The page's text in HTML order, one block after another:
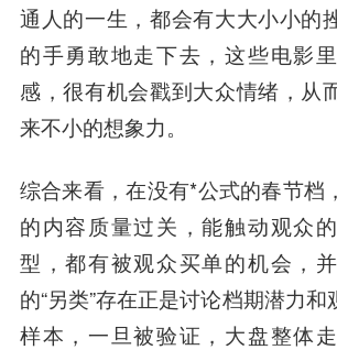
通人的一生，都会有大大小小的
的手勇敢地走下去，这些电影
感，很有机会戳到大众情绪，从
来不小的想象力。
综合来看，在没有*公式的春节档
的内容质量过关，能触动观众
型，都有被观众买单的机会，
的“另类”存在正是讨论档期潜力
样本，一旦被验证，大盘整体